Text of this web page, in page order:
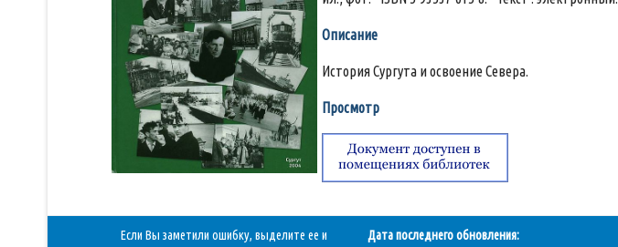
Описание
История Сургута и освоение Севера.
Просмотр
Если Вы заметили ошибку, выделите ее и
Дата последнего обновления: